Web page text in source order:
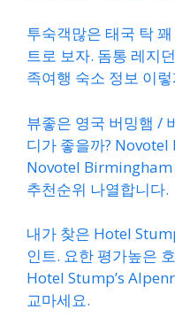
투숙객많은 태국 탁
트로 보자. 돔통 레지
족여행 숙소 정보 이
뷰좋은 영국 버밍햄 /
디가 좋을까?
Novotel Birmingham
추천순위 나열합니다.
내가 찾은 Hotel
인트. 요한 평가높은
Hotel Stump’s
교마세요.